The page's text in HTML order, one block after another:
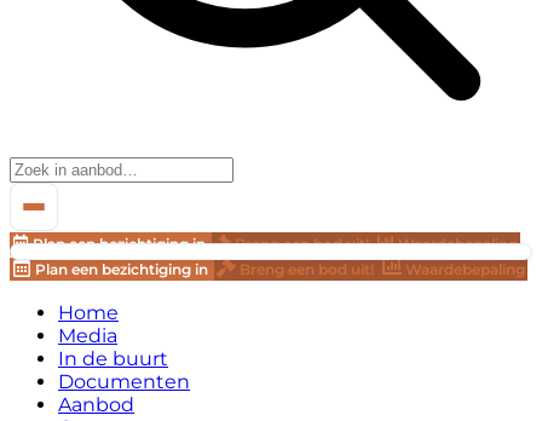
Plan een bezichtiging in Breng een bod uit!
Waardebepaling
Plan een bezichtiging in
Breng een bod uit! Waardebepaling
Home
Media
In de buurt
Documenten
Aanbod